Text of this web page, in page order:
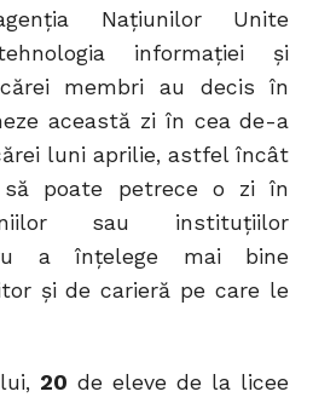
Naţiunilor Unite
informaţiei şi
membri au decis în
această zi în cea de-a
luni aprilie, astfel încât
poate petrece o zi în
sau instituţiilor
a înţelege mai bine
şi de carieră pe care le
20 de eleve de la licee